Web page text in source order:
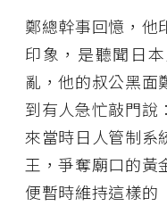
鄭總幹事回憶，他
印象，是聽聞日
亂，他的叔公黑面
到有人急忙敲門說
來當時日人管制系
王，爭奪廟口的黃
便暫時維持這樣的